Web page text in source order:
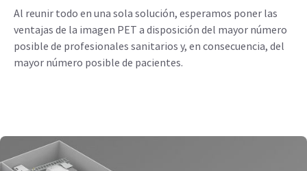
Al reunir todo en una sola solución, esperamos poner las
ventajas de la imagen PET a disposición del mayor número
posible de profesionales sanitarios y, en consecuencia, del
mayor número posible de pacientes.